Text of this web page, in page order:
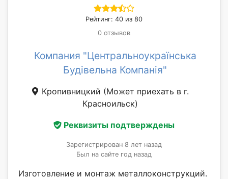
Рейтинг: 40 из 80
0 отзывов
Компания "Центральноукраїнська
Будівельна Компанія"
Кропивницкий (Может приехать в г.
Красноильск)
Реквизиты подтверждены
Зарегистрирован 8 лет назад
Был на сайте год назад
Изготовление и монтаж металлоконструкций.